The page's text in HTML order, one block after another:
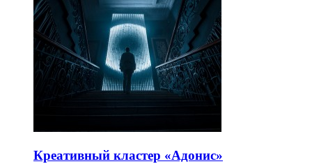
Креативный кластер «Адонис»